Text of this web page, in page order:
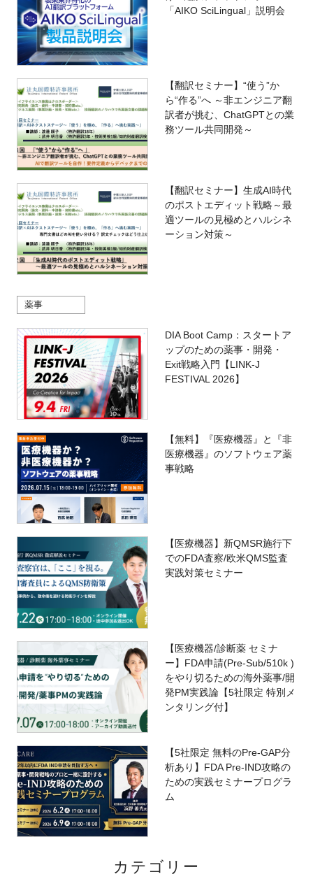
「AIKO SciLingual」説明会
【翻訳セミナー】“使う”か
ら“作る”へ ～非エンジニア翻
訳者が挑む、ChatGPTとの業
務ツール共同開発～
【翻訳セミナー】生成AI時代
のポストエディット戦略～最
適ツールの見極めとハルシネ
ーション対策～
薬事
DIA Boot Camp：スタートア
ップのための薬事・開発・
Exit戦略入門【LINK-J
FESTIVAL 2026】
【無料】『医療機器』と『非
医療機器』のソフトウェア薬
事戦略
【医療機器】新QMSR施行下
でのFDA査察/欧米QMS監査
実践対策セミナー
【医療機器/診断薬 セミナ
ー】FDA申請(Pre-Sub/510k )
をやり切るための海外薬事/開
発PM実践論【5社限定 特別メ
ンタリング付】
【5社限定 無料のPre-GAP分
析あり】FDA Pre-IND攻略の
ための実践セミナープログラ
ム
カテゴリー